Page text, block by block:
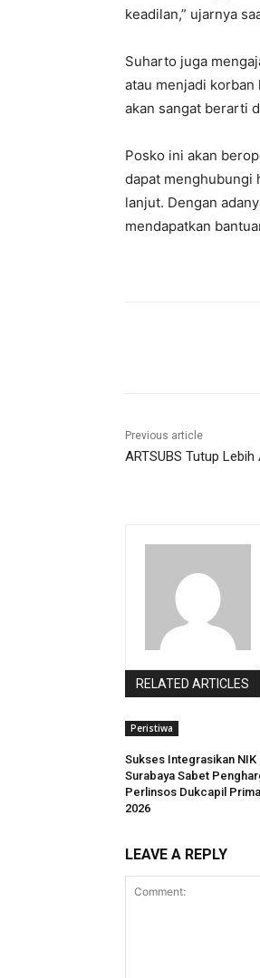
keadilan,” ujarnya
Suharto juga
atau menjadi
akan sangat berarti
Posko ini akan
dapat menghubungi
lanjut. Dengan
mendapatkan
Previous article
ARTSUBS Tutup Lebih
RELATED ARTICLES
Peristiwa
Sukses Integrasikan NIK
Surabaya Sabet
Perlinsos Dukcapil
2026
LEAVE A REPLY